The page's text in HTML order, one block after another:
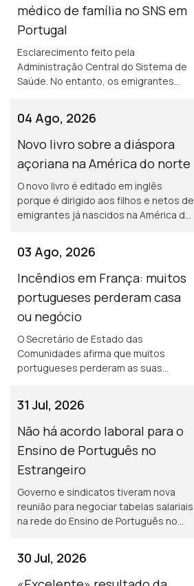
médico de família no SNS em
Portugal
Esclarecimento feito pela
Administração Central do Sistema de
Saúde. No entanto, os emigrantes
04 Ago, 2026
Novo livro sobre a diáspora
açoriana na América do norte
O novo livro é editado em inglês
porque é dirigido aos filhos e netos de
emigrantes já nascidos na América do
durante uma semana, por causa dos
incêndios.
03 Ago, 2026
Incêndios em França: muitos
portugueses perderam casa
ou negócio
O Secretário de Estado das
Comunidades afirma que muitos
portugueses perderam as suas
prejuizos.
31 Jul, 2026
Não há acordo laboral para o
Ensino de Português no
Estrangeiro
Governo e sindicatos tiveram nova
reunião para negociar tabelas salariais
na rede do Ensino de Português no
Lusos e Lusófonos na Covilhã.
30 Jul, 2026